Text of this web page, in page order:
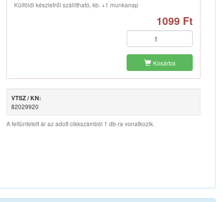
Külföldi készletről szállítható, kb. +1 munkanap
1099 Ft
Kosárba
VTSZ / KN:
82029920
A feltüntetett ár az adott cikkszámból 1 db-ra vonatkozik.